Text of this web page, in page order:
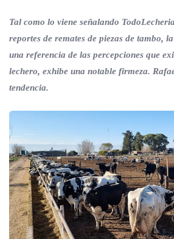
Tal como lo viene señalando
reportes de remates de piezas de tambo,
una referencia de las percepciones que
lechero, exhibe una notable firmeza.
tendencia.